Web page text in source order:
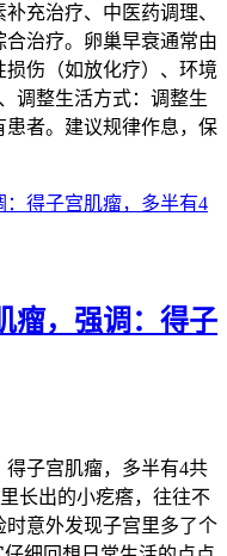
充治疗、中医药调理、
治疗。卵巢早衰通常由
伤（如放化疗）、环境
调整生活方式：调整生
者。建议规律作息，保
瘤，强调：得子
子宫肌瘤，多半有4共
长出的小疙瘩，往往不
意外发现子宫里多了个